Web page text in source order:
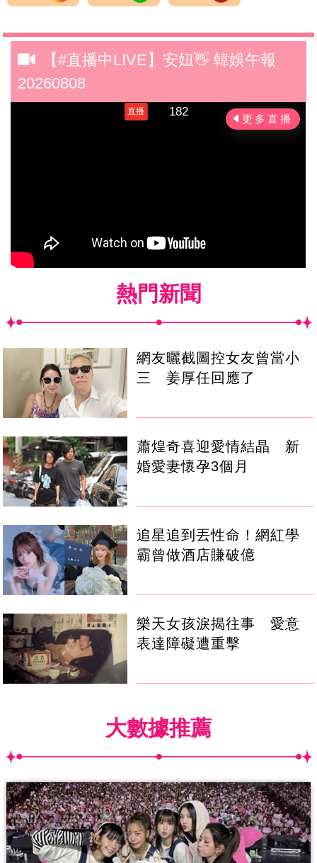
【#直播中LIVE】安妞👋 韓娛午報
20260808
熱門新聞
網友曬截圖控女友曾當小
三 姜厚任回應了
蕭煌奇喜迎愛情結晶 新
婚愛妻懷孕3個月
追星追到丟性命！網紅學
霸曾做酒店賺破億
樂天女孩淚揭往事 愛意
表達障礙遭重擊
大數據推薦